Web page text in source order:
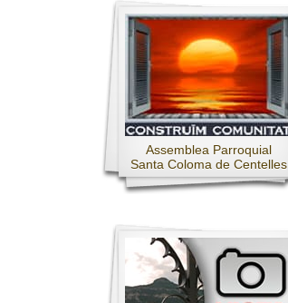
Assemblea Parroquial
Santa Coloma de Centelles